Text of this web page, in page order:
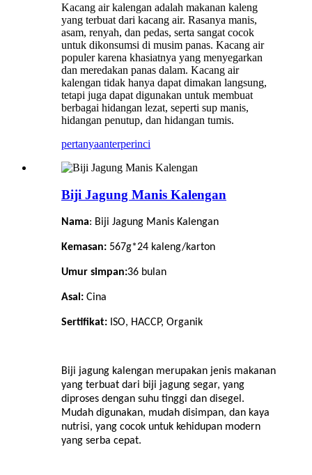
‌Kacang air kalengan‌ adalah makanan kaleng
yang terbuat dari kacang air. Rasanya manis,
asam, renyah, dan pedas, serta sangat cocok
untuk dikonsumsi di musim panas. Kacang air
populer karena khasiatnya yang menyegarkan
dan meredakan panas dalam. Kacang air
kalengan tidak hanya dapat dimakan langsung,
tetapi juga dapat digunakan untuk membuat
berbagai hidangan lezat, seperti sup manis,
hidangan penutup, dan hidangan tumis.
pertanyaanterperinci
Biji Jagung Manis Kalengan
Nama: Biji Jagung Manis Kalengan
Kemasan: 567g*24 kaleng/karton
Umur simpan:36 bulan
Asal: Cina
Sertifikat: ISO, HACCP, Organik
Biji jagung kalengan merupakan jenis makanan
yang terbuat dari biji jagung segar, yang
diproses dengan suhu tinggi dan disegel.
Mudah digunakan, mudah disimpan, dan kaya
nutrisi, yang cocok untuk kehidupan modern
yang serba cepat.